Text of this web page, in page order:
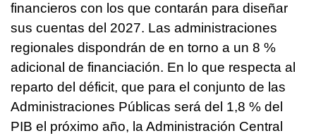
financieros con los que contarán para diseñar
sus cuentas del 2027. Las administraciones
regionales dispondrán de en torno a un 8 %
adicional de financiación. En lo que respecta al
reparto del déficit, que para el conjunto de las
Administraciones Públicas será del 1,8 % del
PIB el próximo año, la Administración Central